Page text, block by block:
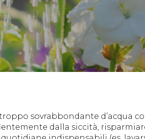
sovrabbondante d’acqua
dalla siccità,